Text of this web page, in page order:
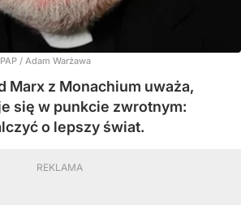
PAP / Adam Warżawa
Marx z Monachium uważa,
się w punkcie zwrotnym:
o lepszy świat.